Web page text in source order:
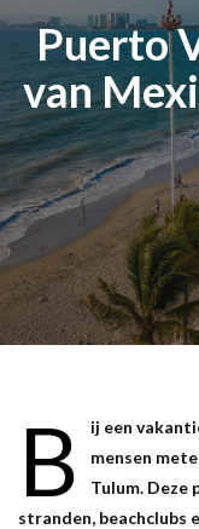
Puerto
van
B
ij een
mensen
Tulum. Deze
stranden, beachclubs